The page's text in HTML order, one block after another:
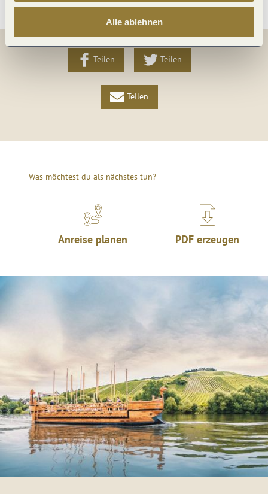
Alle ablehnen
Teilen Teilen
Teilen
Was möchtest du als nächstes tun?
Anreise planen PDF erzeugen